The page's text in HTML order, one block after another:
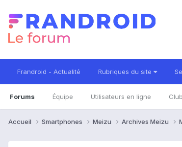
Frandroid - Actualité Rubriques du site
Forums Équipe Utilisateurs en ligne
Accueil Smartphones Meizu Archives Meizu